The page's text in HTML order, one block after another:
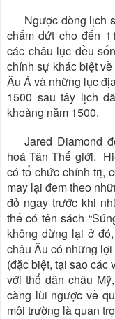
Ngược dòng lịch
chấm dứt cho đến
các châu lục đều
chính sự khác biệt
Âu Á và những lục
1500 sau tây lịch
khoảng năm 1500.
Jared Diamond
hoá Tân Thế giới.
có tổ chức chính trị,
may lại đem theo
đỏ ngay trước khi
thế có tên sách
không dừng lại ở
châu Âu có những
(đặc biệt, tại sao các
với thổ dân châu
càng lùi ngược về
môi trường là quan